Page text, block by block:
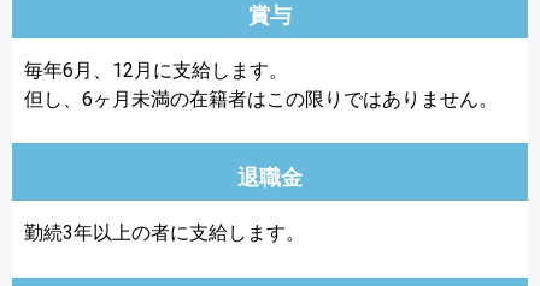
賞与
毎年6月、12月に支給します。
但し、6ヶ月未満の在籍者はこの限りではありません。
退職金
勤続3年以上の者に支給します。